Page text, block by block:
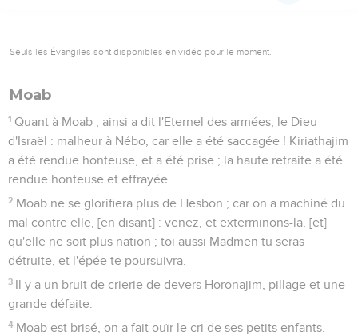
Seuls les Évangiles sont disponibles en vidéo pour le moment.
Moab
1 Quant à Moab ; ainsi a dit l'Eternel des armées, le Dieu
d'Israël : malheur à Nébo, car elle a été saccagée ! Kiriathajim
a été rendue honteuse, et a été prise ; la haute retraite a été
rendue honteuse et effrayée.
2 Moab ne se glorifiera plus de Hesbon ; car on a machiné du
mal contre elle, [en disant] : venez, et exterminons-la, [et]
qu'elle ne soit plus nation ; toi aussi Madmen tu seras
détruite, et l'épée te poursuivra.
3 Il y a un bruit de crierie de devers Horonajim, pillage et une
grande défaite.
4 Moab est brisé, on a fait ouïr le cri de ses petits enfants.